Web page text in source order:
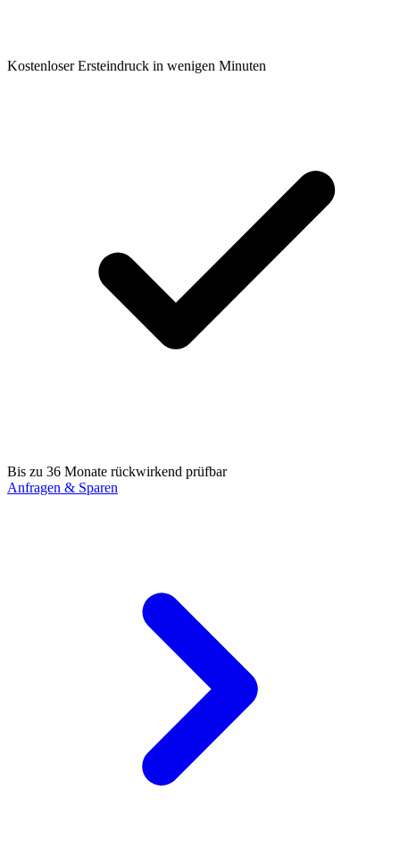
Kostenloser Ersteindruck in wenigen Minuten
Bis zu 36 Monate rückwirkend prüfbar
Anfragen & Sparen